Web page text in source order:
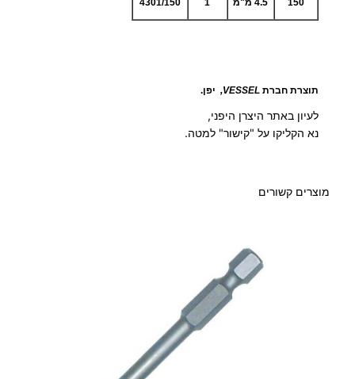
150 4.5 מ"מ 1
4301/150
תוצרת חברתVESSEL
, יפן.
לעיון באתר היצרן היפני,
נא הקליקו על "קישור" למטה.
מוצרים קשורים